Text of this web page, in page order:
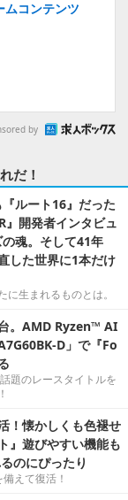
ムコンテンツ
by
だ！
ルート16』だった
開発者インタビュ
魂。そして41年
した世界に1本だけ
生まれるものとは。
。AMD Ryzen™ AI
D」で『Fo
題のレースタイトルを
！懐かしくも色褪せ
』遊びやすい機能も
のにぴったり
えて復活！